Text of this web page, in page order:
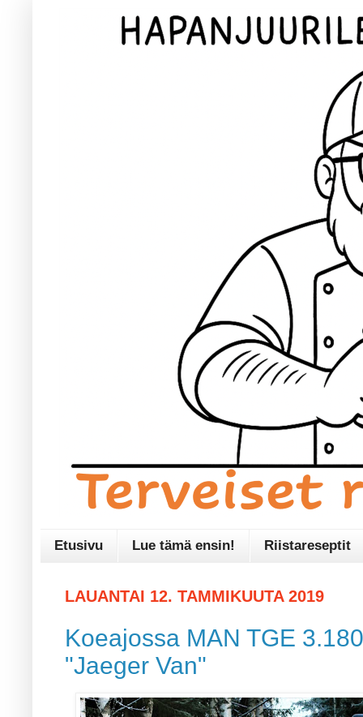
Etusivu Lue tämä ensin! Riistareseptit
LAUANTAI 12. TAMMIKUUTA 2019
Koeajossa MAN TGE
"Jaeger Van"